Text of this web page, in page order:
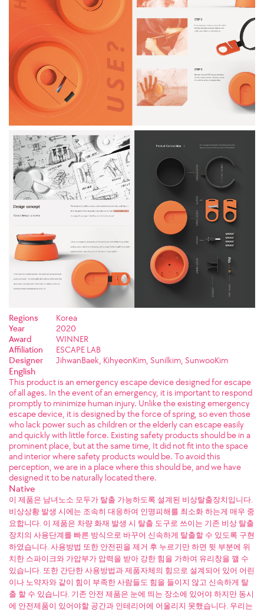
Regions
Korea
Year
2020
Award
WINNER
Affiliation
ESCAPE LAB
Designer
JihwanBaek, KihyeonKim, Sunilkim, SunwooKim
English
This product is an emergency escape device designed for escape
of all ages. In the event of an emergency, it is important to respond
promptly to minimize human injury. Unlike the existing emergency
escape device, it is designed by the force of spring, so even those
who lack power such as children or the elderly can escape easily
and quickly with little force. Existing safety products should be in a
prominent place, but at the same time, It did not fit into the space
and interior where safety products would be. To avoid this
perception, we are in a place where this should be, and we have
designed it to be naturally located there.
Native
이 제품은 남녀노소 모두가 탈출 가능하도록 설계된 비상탈출장치입니다.
비상상황 발생 시에는 조속히 대응하여 인명피해를 최소화 하는게 매우 중
요합니다. 이 제품은 차량 화재 발생 시 탈출 도구로 쓰이는 기존 비상 탈출
장치의 사용단계를 빠른 방식으로 바꾸어 신속하게 탈출할 수 있도록 구현
하였습니다. 사용방법 또한 안전핀을 제거 후 누르기만 하면 뒷 부분에 위
치한 스파이크와 가압부가 압력을 받아 강한 힘을 가하여 유리창을 깰 수
있습니다. 또한 간단한 사용방법과 제품자체의 힘으로 설계되어 있어 어린
이나 노약자와 같이 힘이 부족한 사람들도 힘을 들이지 않고 신속하게 탈
출 할 수 있습니다. 기존 안전 제품은 눈에 띄는 장소에 있어야 하지만 동시
에 안전제품이 있어야할 공간과 인테리어에 어울리지 못했습니다. 우리는